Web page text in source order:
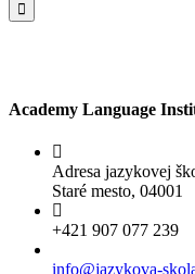
Academy Language
Adresa jazykovej
Staré mesto, 04001
+421 907 077 239
info@jazykova-